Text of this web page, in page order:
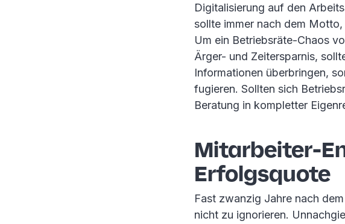
Digitalisierung auf den
sollte immer nach dem
Um ein Betriebsräte-Chaos
Ärger- und Zeitersparnis,
Informationen überbringen,
fugieren. Sollten sich
Beratung in kompletter
Mitarbeiter-
Erfolgsquote
Fast zwanzig Jahre nach
nicht zu ignorieren.